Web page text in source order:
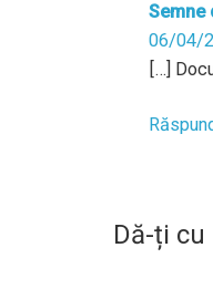
Semne
06/04/
[…]
Dă-ți